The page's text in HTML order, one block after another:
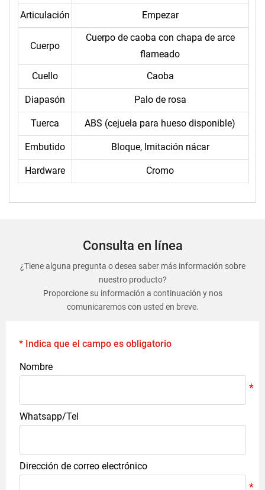
Articulación Empezar
Cuerpo
Cuerpo de caoba con chapa de arce
flameado
Cuello
Caoba
Diapasón Palo de rosa
Tuerca ABS (cejuela para hueso disponible)
Embutido Bloque, Imitación nácar
Hardware Cromo
Consulta en línea
¿Tiene alguna pregunta o desea saber más información sobre
nuestro producto?
Proporcione su información a continuación y nos
comunicaremos con usted en breve.
* Indica que el campo es obligatorio
Nombre
Whatsapp/Tel
Dirección de correo electrónico